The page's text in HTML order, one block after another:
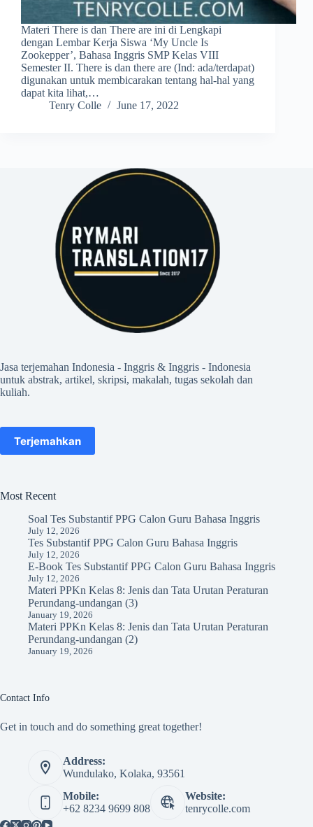
Materi There is dan There are ini di Lengkapi
dengan Lembar Kerja Siswa ‘My Uncle Is
Zookepper’, Bahasa Inggris SMP Kelas VIII
Semester II. There is dan there are (Ind: ada/terdapat)
digunakan untuk membicarakan tentang hal-hal yang
dapat kita lihat,…
Tenry Colle
June 17, 2022
Jasa terjemahan Indonesia - Inggris & Inggris - Indonesia
untuk abstrak, artikel, skripsi, makalah, tugas sekolah dan
kuliah.
Terjemahkan
Most Recent
Soal Tes Substantif PPG Calon Guru Bahasa Inggris
July 12, 2026
Tes Substantif PPG Calon Guru Bahasa Inggris
July 12, 2026
E-Book Tes Substantif PPG Calon Guru Bahasa Inggris
July 12, 2026
Materi PPKn Kelas 8: Jenis dan Tata Urutan Peraturan
Perundang-undangan (3)
January 19, 2026
Materi PPKn Kelas 8: Jenis dan Tata Urutan Peraturan
Perundang-undangan (2)
January 19, 2026
Contact Info
Get in touch and do something great together!
Address:
Wundulako, Kolaka, 93561
Mobile:
+62 8234 9699 808
Website:
tenrycolle.com